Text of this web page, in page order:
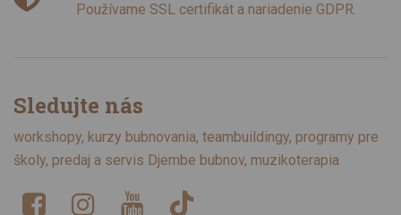
Používame SSL certifikát a nariadenie GDPR.
Sledujte nás
workshopy, kurzy bubnovania, teambuildingy, programy pre
školy, predaj a servis Djembe bubnov, muzikoterapia